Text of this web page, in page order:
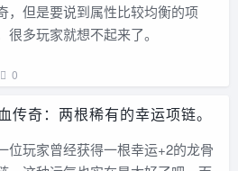
，但是要说到属性比较均衡的项
很多玩家就想不起来了。
0
传奇：两根稀有的幸运项链。
位玩家曾经获得一根幸运+2的龙骨